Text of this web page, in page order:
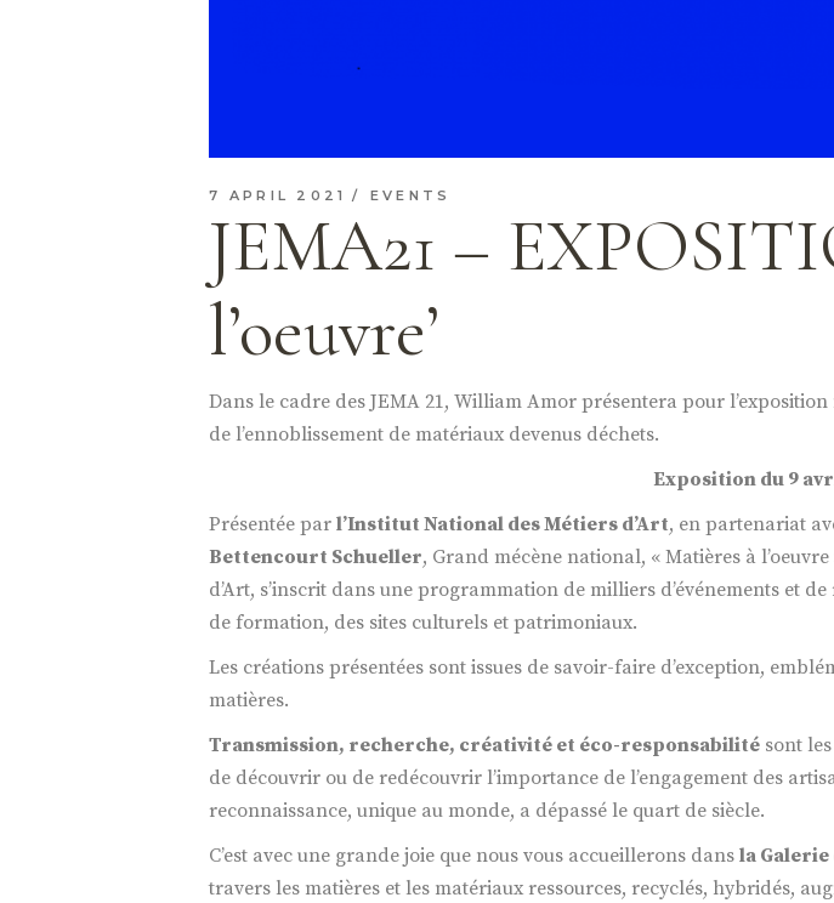
7 APRIL 2021 EVENTS
JEMA21 –
l’oeuvre’
Dans le cadre des JEMA 21, William Amor présentera pour
de l’ennoblissement de matériaux devenus déchets.
Exposition du 9
Présentée par l’Institut National des Métiers d’Art, en partenariat
Bettencourt Schueller, Grand mécène national, « Matières à
d’Art, s’inscrit dans une programmation de milliers d’événements et
de formation, des sites culturels et patrimoniaux.
Les créations présentées sont issues de savoir-faire d’exception,
matières.
Transmission, recherche, créativité et éco-responsabilité sont
de découvrir ou de redécouvrir l’importance de l’engagement des
reconnaissance, unique au monde, a dépassé le quart de siècle.
C’est avec une grande joie que nous vous accueillerons dans la
travers les matières et les matériaux ressources, recyclés, hybridés,